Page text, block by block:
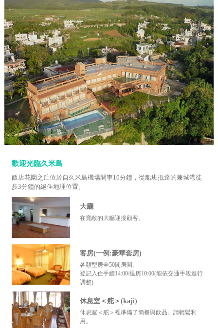
歡迎光臨久米島
飯店花園之丘位於自久米島機場開車10分鐘，從船班抵達的兼城港徒
步3分鐘的絕佳地理位置。
大廳
在寬敞的大廳迎接顧客。
客房(一例:豪華套房)
各類型房全50間房間。
登記入住手續14:00/退房10:00(能依交通手段進行
調整)
休息室＜舵＞(kaji)
休息室＜舵＞裡準備了簡餐與飲品。請輕鬆利
用。